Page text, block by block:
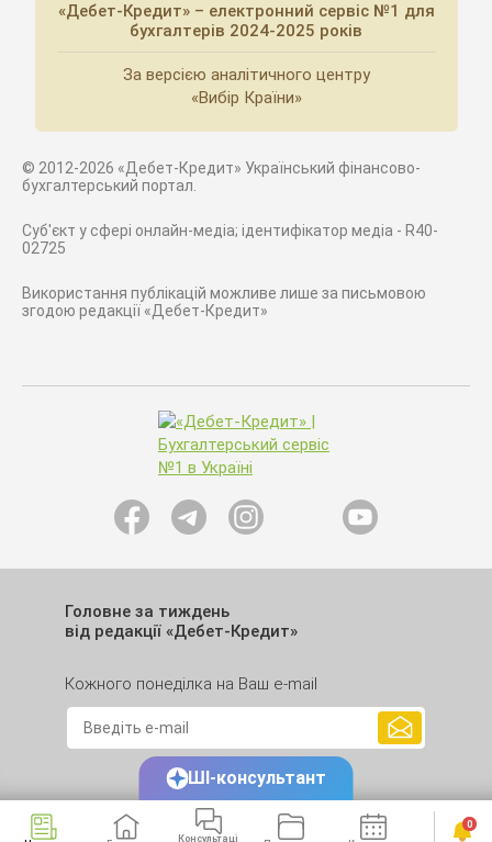
«Дебет-Кредит» – електронний сервіс №1 для
бухгалтерів 2024-2025 років
За версією аналітичного центру
«Вибір Країни»
© 2012-2026 «Дебет-Кредит» Український фінансово-
бухгалтерський портал.
Суб'єкт у сфері онлайн-медіа; ідентифікатор медіа - R40-
02725
Використання публікацій можливе лише за письмовою
згодою редакції «Дебет-Кредит»
Головне за тиждень
від редакції «Дебет-Кредит»
Кожного понеділка на Ваш e-mail
Консультаці
0
ШІ-консультант